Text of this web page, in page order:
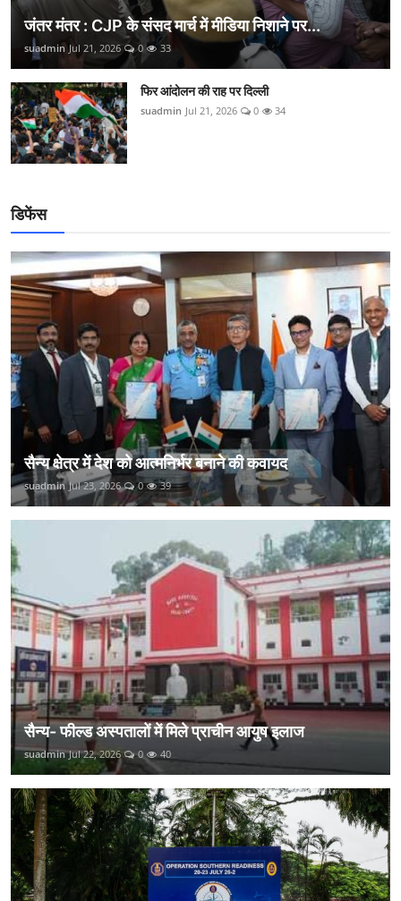
जंतर मंतर : CJP के संसद मार्च में मीडिया निशाने पर...
suadmin Jul 21, 2026 0 33
फिर आंदोलन की राह पर दिल्ली
suadmin Jul 21, 2026 0 34
डिफेंस
सैन्य क्षेत्र में देश को आत्मनिर्भर बनाने की कवायद
suadmin Jul 23, 2026 0 39
सैन्य- फील्ड अस्पतालों में मिले प्राचीन आयुष इलाज
suadmin Jul 22, 2026 0 40